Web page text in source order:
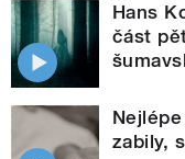
Hans
část
zabily,